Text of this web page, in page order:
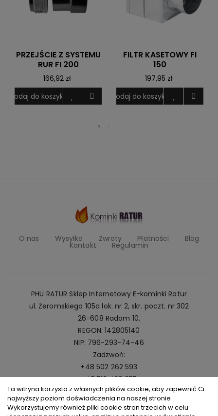
PRZEJŚCIE Z SYSTEMU
RUR FI 200
166,92 zł
Dodaj do koszyka
FILTR KASETOWY FI
150
197,95 zł
Dodaj do koszyka
O nas Wysyłka Zwroty Płatności Blog
Kontakt Regulamin
PHU RATUR Sklep Internetowy E-kominki Ratur
ul. Żeromskiego 105a lok. nr 2, skr. poczt. nr 302
26-608 Radom 10,
REGON: 142805140
NIP: 796-293-74-46
Zadzwoń:
+48 502 262 593
+48 516 420 055
Napisz:
kominki@ratur.pl
Ta witryna korzysta z własnych plików cookie, aby zapewnić Ci
najwyższy poziom doświadczenia na naszej stronie .
Wykorzystujemy również pliki cookie stron trzecich w celu